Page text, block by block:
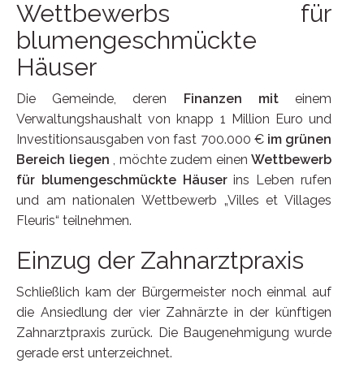
Wettbewerbs für
blumengeschmückte
Häuser
Die Gemeinde, deren Finanzen miteinem
Verwaltungshaushalt von knapp 1 Million Euro und
Investitionsausgaben von fast 700.000 € im grünen
Bereich liegen
, möchte zudem einen Wettbewerb
für blumengeschmückte Häuserins Leben rufen
und am nationalen Wettbewerb „Villes et Villages
Fleuris“ teilnehmen.
Einzug der Zahnarztpraxis
Schließlich kam der Bürgermeister noch einmal auf
die Ansiedlung der vier Zahnärzte in der künftigen
Zahnarztpraxis zurück. Die Baugenehmigung wurde
gerade erst unterzeichnet.